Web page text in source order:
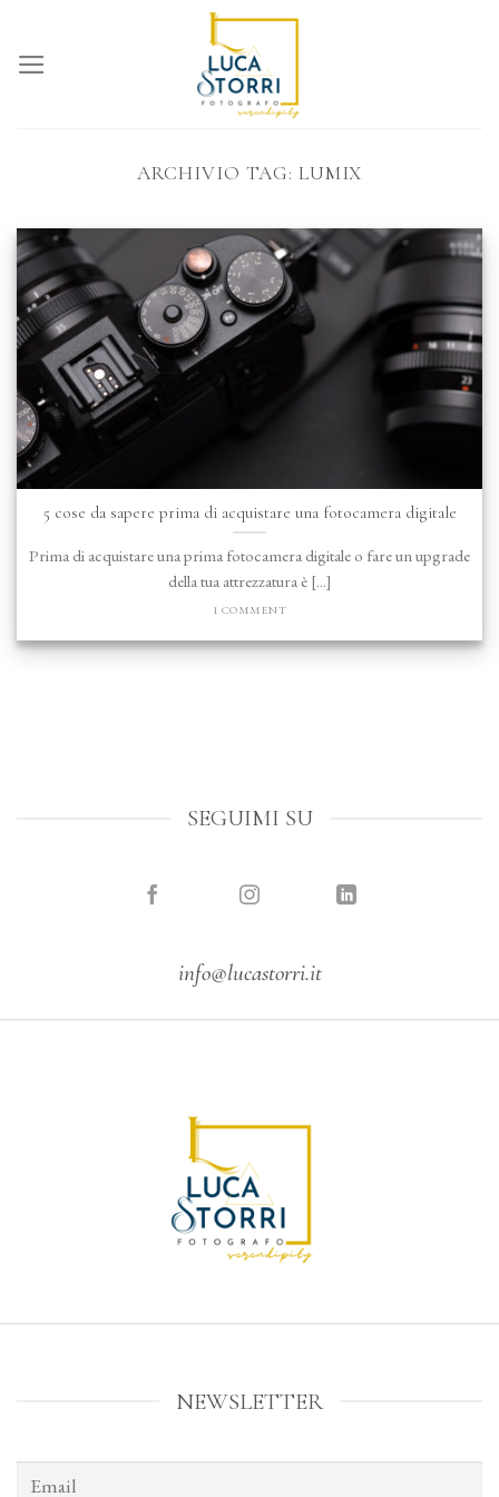
content
ARCHIVIO TAG: LUMIX
5 cose da sapere prima di acquistare una fotocamera digitale
Prima di acquistare una prima fotocamera digitale o fare un upgrade
della tua attrezzatura è [...]
1 COMMENT
SEGUIMI SU
info@lucastorri.it
NEWSLETTER